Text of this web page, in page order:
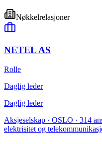
Nøkkelrelasjoner
NETEL AS
Rolle
Daglig leder
Daglig leder
Aksjeselskap · OSLO · 314
elektrisitet og